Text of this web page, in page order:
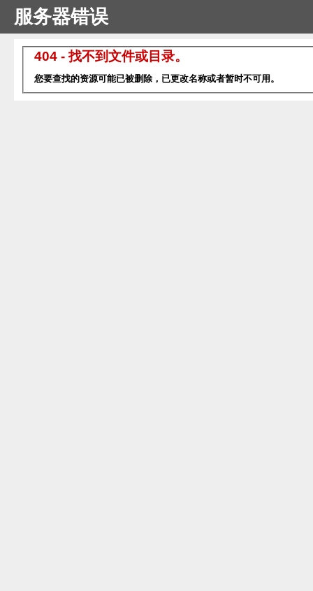
服务器错误
404 - 找不到文件或目录。
您要查找的资源可能已被删除，已更改名称或者暂时不可用。